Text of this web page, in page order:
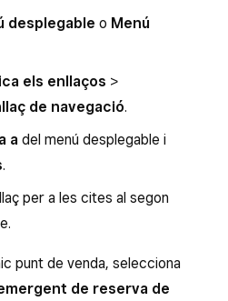
desplegable o Menú
els enllaços >
de navegació.
a del menú desplegable i
.
per a les cites al segon
punt de venda, selecciona
de reserva de